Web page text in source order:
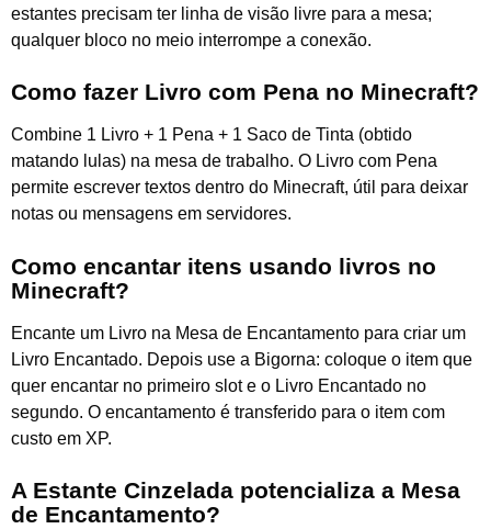
estantes precisam ter linha de visão livre para a mesa;
qualquer bloco no meio interrompe a conexão.
Como fazer Livro com Pena no Minecraft?
Combine 1 Livro + 1 Pena + 1 Saco de Tinta (obtido
matando lulas) na mesa de trabalho. O Livro com Pena
permite escrever textos dentro do Minecraft, útil para deixar
notas ou mensagens em servidores.
Como encantar itens usando livros no
Minecraft?
Encante um Livro na Mesa de Encantamento para criar um
Livro Encantado. Depois use a Bigorna: coloque o item que
quer encantar no primeiro slot e o Livro Encantado no
segundo. O encantamento é transferido para o item com
custo em XP.
A Estante Cinzelada potencializa a Mesa
de Encantamento?